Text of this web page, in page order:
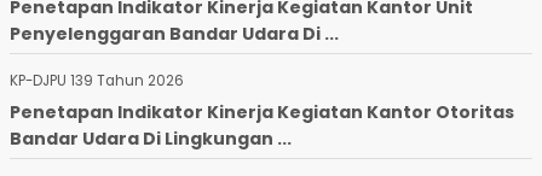
Penetapan Indikator Kinerja Kegiatan Kantor Unit
Penyelenggaran Bandar Udara Di ...
KP-DJPU 139 Tahun 2026
Penetapan Indikator Kinerja Kegiatan Kantor Otoritas
Bandar Udara Di Lingkungan ...